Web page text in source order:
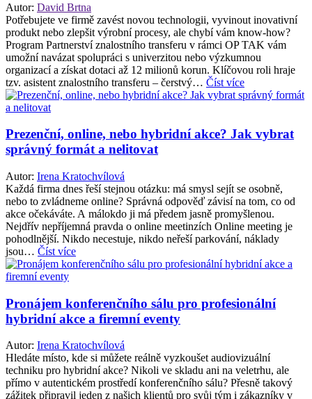
Autor: David Brtna
Potřebujete ve firmě zavést novou technologii, vyvinout inovativní
produkt nebo zlepšit výrobní procesy, ale chybí vám know-how?
Program Partnerství znalostního transferu v rámci OP TAK vám
umožní navázat spolupráci s univerzitou nebo výzkumnou
organizací a získat dotaci až 12 milionů korun. Klíčovou roli hraje
tzv. asistent znalostního transferu – čerstvý… Číst více
Prezenční, online, nebo hybridní akce? Jak vybrat
správný formát a nelitovat
Autor: Irena Kratochvílová
Každá firma dnes řeší stejnou otázku: má smysl sejít se osobně,
nebo to zvládneme online? Správná odpověď závisí na tom, co od
akce očekáváte. A málokdo ji má předem jasně promyšlenou.
Nejdřív nepříjemná pravda o online meetinzích Online meeting je
pohodlnější. Nikdo necestuje, nikdo neřeší parkování, náklady
jsou… Číst více
Pronájem konferenčního sálu pro profesionální
hybridní akce a firemní eventy
Autor: Irena Kratochvílová
Hledáte místo, kde si můžete reálně vyzkoušet audiovizuální
techniku pro hybridní akce? Nikoli ve skladu ani na veletrhu, ale
přímo v autentickém prostředí konferenčního sálu? Přesně takový
zážitek připravil jeden z našich klientů pro svůj tým i zákazníky v